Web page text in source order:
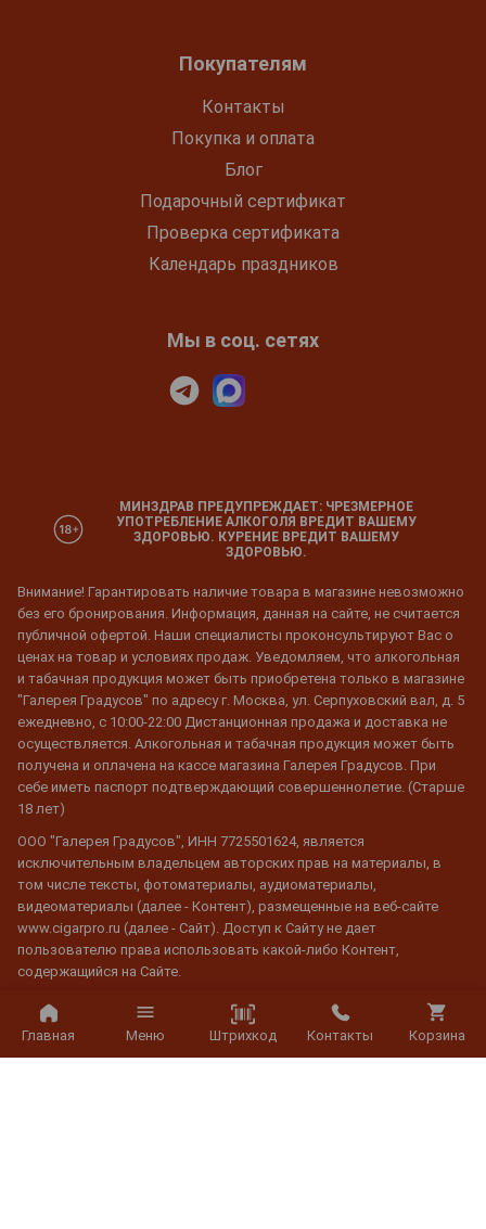
Главная Меню Штрихкод Контакты Корзина
Покупателям
Контакты
Покупка и оплата
Блог
Подарочный сертификат
Проверка сертификата
Календарь праздников
Мы в соц. сетях
МИНЗДРАВ ПРЕДУПРЕЖДАЕТ: ЧРЕЗМЕРНОЕ
УПОТРЕБЛЕНИЕ АЛКОГОЛЯ ВРЕДИТ ВАШЕМУ
ЗДОРОВЬЮ. КУРЕНИЕ ВРЕДИТ ВАШЕМУ
ЗДОРОВЬЮ.
Внимание! Гарантировать наличие товара в магазине невозможно
без его бронирования. Информация, данная на сайте, не считается
публичной офертой. Наши специалисты проконсультируют Вас о
ценах на товар и условиях продаж. Уведомляем, что алкогольная
и табачная продукция может быть приобретена только в магазине
"Галерея Градусов" по адресу г. Москва, ул. Серпуховский вал, д. 5
ежедневно, с 10:00-22:00 Дистанционная продажа и доставка не
осуществляется. Алкогольная и табачная продукция может быть
получена и оплачена на кассе магазина Галерея Градусов. При
себе иметь паспорт подтверждающий совершеннолетие. (Старше
18 лет)
ООО "Галерея Градусов", ИНН 7725501624, является
исключительным владельцем авторских прав на материалы, в
том числе тексты, фотоматериалы, аудиоматериалы,
видеоматериалы (далее - Контент), размещенные на веб-сайте
www.cigarpro.ru (далее - Сайт). Доступ к Сайту не дает
пользователю права использовать какой-либо Контент,
содержащийся на Сайте.
Воспроизведение Контента с Сайта разрешено только для
частного и личного пользования. Любое воспроизведение или
использование копий для любых других целей категорически